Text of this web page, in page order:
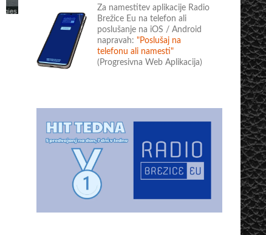
Za namestitev aplikacije Radio
Brežice Eu na telefon ali
poslušanje na iOS / Android
napravah: "Poslušaj na
telefonu ali namesti"
(Progresivna Web Aplikacija)